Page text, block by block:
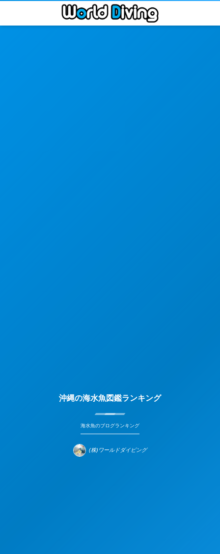
沖縄の海水魚図鑑ランキング
海水魚のブログランキング
(株)ワールドダイビング